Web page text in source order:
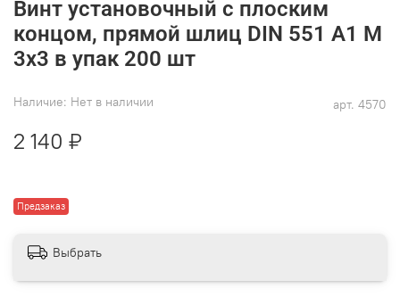
арт. 4570
Наличие: Нет в наличии
Предзаказ
Винт установочный с плоским
концом, прямой шлиц DIN 551 А1 M
3х3 в упак 200 шт
2 140 ₽
Выбрать